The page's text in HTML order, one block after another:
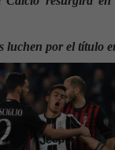
luchen por el título